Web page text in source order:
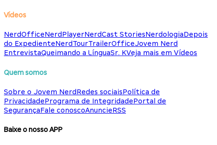
Vídeos
NerdOfficeNerdPlayerNerdCast StoriesNerdologiaDepois
do ExpedienteNerdTourTrailerOfficeJovem Nerd
EntrevistaQueimando a LínguaSr. KVeja mais em Vídeos
Quem somos
Sobre o Jovem NerdRedes sociaisPolítica de
PrivacidadePrograma de IntegridadePortal de
SegurançaFale conoscoAnuncieRSS
Baixe o nosso APP